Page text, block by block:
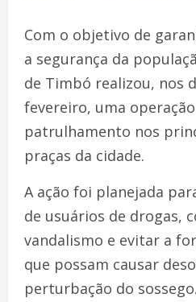
Com o objetivo de
a segurança da
de Timbó realizou, nos
fevereiro, uma
patrulhamento nos
praças da cidade.
A ação foi planejada
de usuários de drogas,
vandalismo e evitar a
que possam causar
perturbação do